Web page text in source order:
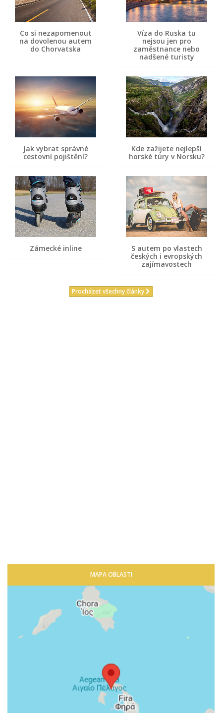
Co si nezapomenout
na dovolenou autem
do Chorvatska
Víza do Ruska tu
nejsou jen pro
zaměstnance nebo
nadšené turisty
Jak vybrat správné
cestovní pojištění?
Kde zažijete nejlepší
horské túry v Norsku?
Zámecké inline
S autem po vlastech
českých i evropských
zajímavostech
Procházet všechny články
MAPA OBLASTI